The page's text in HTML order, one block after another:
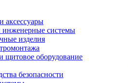
аксессуары
инженерные системы
изделия
щитовое оборудование
безопасности